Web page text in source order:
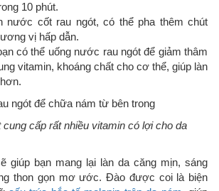
10 phút.
nước cốt rau ngót, có thể pha thêm chút
vị hấp dẫn.
có thể uống nước rau ngót để giảm thâm
vitamin, khoáng chất cho cơ thể, giúp làn
cấp rất nhiều vitamin có lợi cho da
giúp bạn mang lại làn da căng mịn, sáng
thon gọn mơ ước. Đào được coi là biện